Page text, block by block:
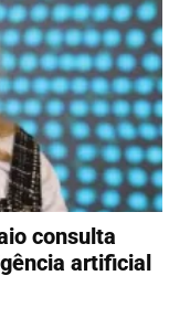
consulta
artificial